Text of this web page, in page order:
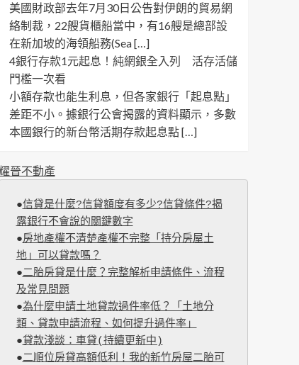
美國財政部去年7月30日公告對伊朗的貿易網
絡制裁，22艘貨櫃船當中，有16艘是總部設
在新加坡的海領船務(Sea […]
4銀行存款1元起息！純網銀全入列 活存活儲
門檻一次看
小額存款也能生利息，但各家銀行「起息點」
差距不小。據銀行公會揭露的資料顯示，多數
本國銀行的新台幣活期存款起息點 […]
晉不動產
●信貸是什麼?信貸額度有多少?信貸條件?揭
露銀行不會說的關鍵數字
●房地產權不清楚產權不完整「持分房屋土
地」可以貸款嗎？
●二胎房貸是什麼？完整解析申請條件、流程
及常見問題
●為什麼申請土地貸款過件率低？「土地分
類、貸款申請流程、如何提升過件率」
●貸款淺談：車貸(持續更新中)
●二順位房貸高額低利！我的新竹房屋二胎可